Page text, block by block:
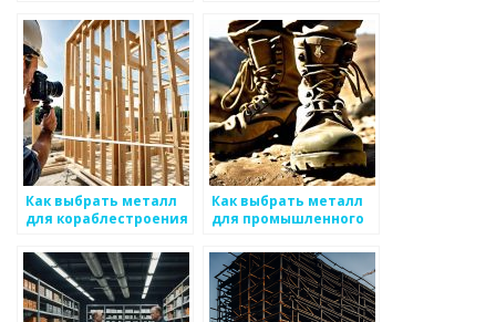
Как выбрать металл
для кораблестроения
Как выбрать металл
для промышленного